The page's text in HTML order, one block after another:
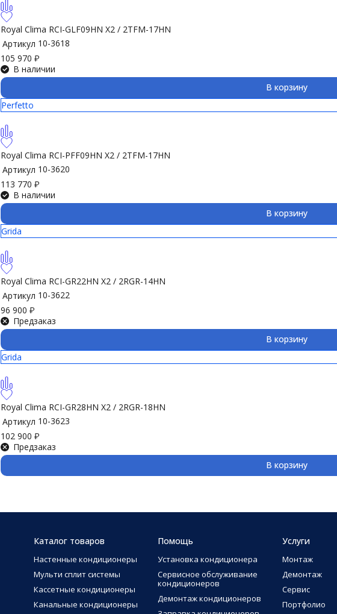
Royal Clima RCI-GLF09HN X2 / 2TFM-17HN
Артикул 10-3618
105 970 ₽
В наличии
В корзину
Perfetto
Royal Clima RCI-PFF09HN X2 / 2TFM-17HN
Артикул 10-3620
113 770 ₽
В наличии
В корзину
Grida
Royal Clima RCI-GR22HN X2 / 2RGR-14HN
Артикул 10-3622
96 900 ₽
Предзаказ
В корзину
Grida
Royal Clima RCI-GR28HN X2 / 2RGR-18HN
Артикул 10-3623
102 900 ₽
Предзаказ
В корзину
Каталог товаров
Настенные кондиционеры
Мульти сплит системы
Кассетные кондиционеры
Канальные кондиционеры
Помощь
Установка кондиционера
Сервисное обслуживание
кондиционеров
Демонтаж кондиционеров
Услуги
Монтаж
Демонтаж
Сервис
Портфолио